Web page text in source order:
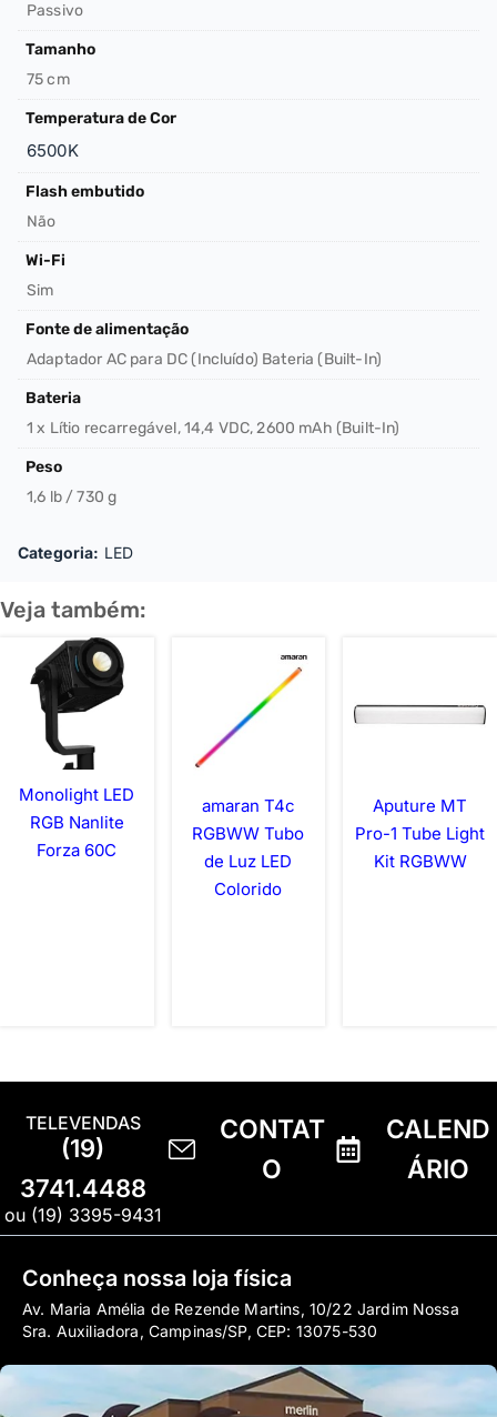
Passivo
Tamanho
75 cm
Temperatura de Cor
6500K
Flash embutido
Não
Wi-Fi
Sim
Fonte de alimentação
Adaptador AC para DC (Incluído) Bateria (Built-In)
Bateria
1 x Lítio recarregável, 14,4 VDC, 2600 mAh (Built-In)
Peso
1,6 lb / 730 g
Categoria: LED
Veja também:
Monolight LED
RGB Nanlite
Forza 60C
amaran T4c
RGBWW Tubo
de Luz LED
Colorido
Aputure MT
Pro-1 Tube Light
Kit RGBWW
TELEVENDAS
(19)
3741.4488
ou (19) 3395-9431
CONTAT
O
CALEND
ÁRIO
Conheça nossa loja física
Av. Maria Amélia de Rezende Martins, 10/22 Jardim Nossa
Sra. Auxiliadora, Campinas/SP, CEP: 13075-530